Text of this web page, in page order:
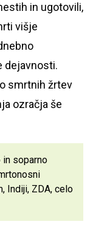
in ugotovili,
višje
dejavnosti.
smrtnih žrtev
ozračja še
in soparno
Indiji, ZDA, celo